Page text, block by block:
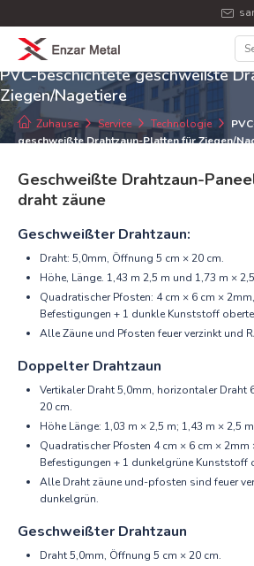
PVC-beschichtete geschweißte
Ziegen/Nagetiere
Zuhause Service Technologie
geschweißte Drahtzaun-Platten für Ziegen/
Geschweißte Drahtzaun-
draht zäune
Geschweißter Drahtzaun:
Draht: 5,0mm, Öffnung 5 cm × 20 cm.
Höhe, Länge. 1,43 m 2,5 m und 1,73 m ×
Quadratischer Pfosten: 4 cm × 6 cm ×
Befestigungen + 1 dunkle Kunststoff
Alle Zäune und Pfosten feuer verzinkt und
Doppelter Drahtzaun
Vertikaler Draht 5,0mm, horizontaler Draht
20 cm.
Höhe Länge: 1,03 m × 2,5 m; 1,43 m × 2,5
Quadratischer Pfosten 4 cm × 6 cm × 2mm
Befestigungen + 1 dunkelgrüne Kunststoff
Alle Draht zäune und-pfosten sind feuer
dunkelgrün.
Geschweißter Drahtzaun
Draht 5,0mm, Öffnung 5 cm × 20 cm.